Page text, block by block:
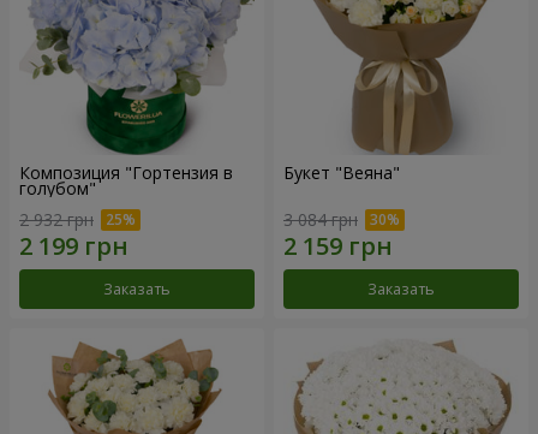
Композиция "Гортензия в
голубом"
2 932 грн
Заказать
Букет "Веяна"
3 084 грн
Заказать